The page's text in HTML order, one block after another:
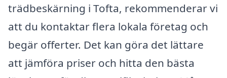
trädbeskärning i Tofta, rekommenderar vi
att du kontaktar flera lokala företag och
begär offerter. Det kan göra det lättare
att jämföra priser och hitta den bästa